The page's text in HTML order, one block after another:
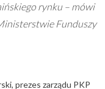
rynku – mówi
Funduszy
prezes zarządu PKP